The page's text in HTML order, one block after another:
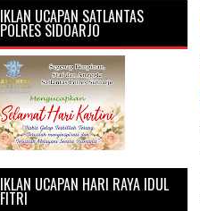
IKLAN UCAPAN SATLANTAS
POLRES SIDOARJO
IKLAN UCAPAN HARI RAYA IDUL
FITRI